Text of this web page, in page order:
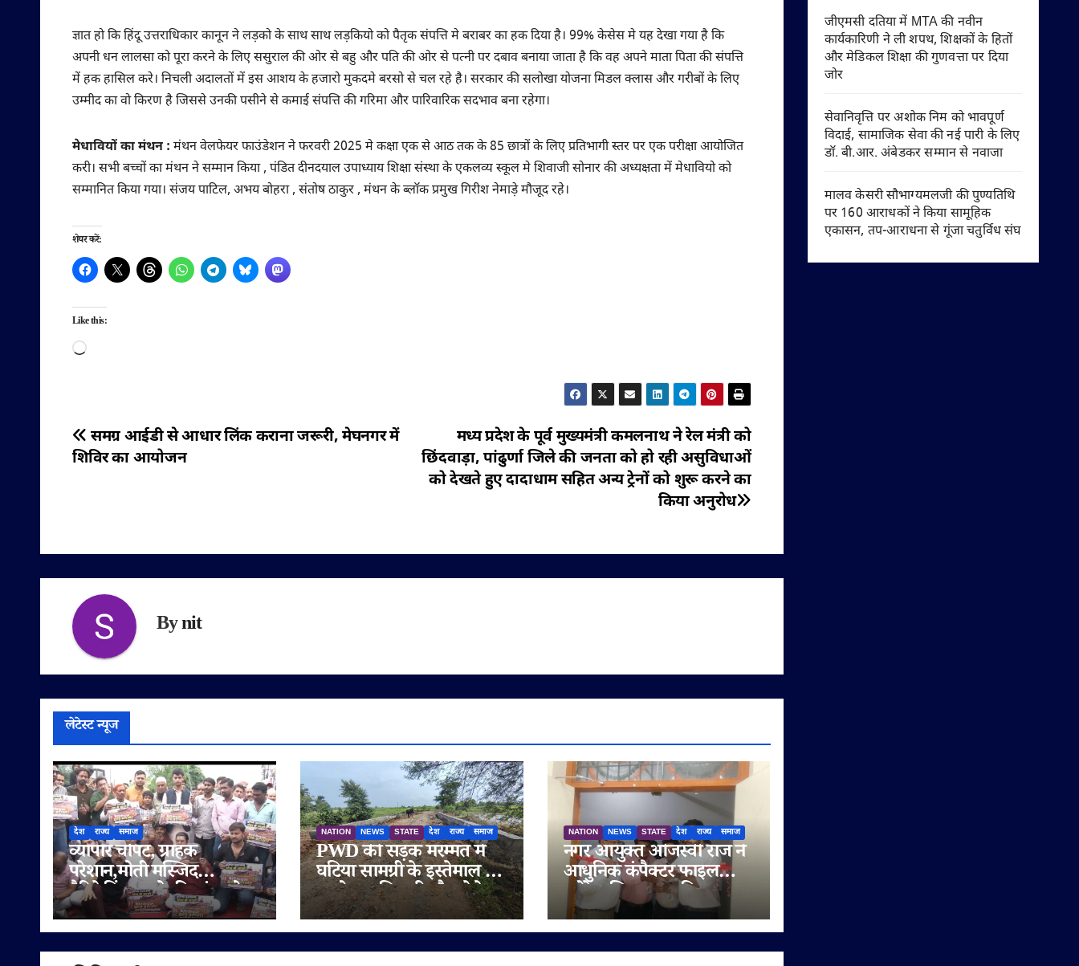
ज्ञात हो कि हिंदू उत्तराधिकार कानून ने लड़को के साथ साथ लड़कियो को पैतृक संपत्ति मे बराबर का हक दिया है। 99% केसेस मे यह देखा गया है कि
अपनी धन लालसा को पूरा करने के लिए ससुराल की ओर से बहु और पति की ओर से पत्नी पर दबाव बनाया जाता है कि वह अपने माता पिता की संपत्ति
में हक हासिल करे। निचली अदालतों में इस आशय के हजारो मुकदमे बरसो से चल रहे है। सरकार की सलोखा योजना मिडल क्लास और गरीबों के लिए
उम्मीद का वो किरण है जिससे उनकी पसीने से कमाई संपत्ति की गरिमा और पारिवारिक सदभाव बना रहेगा।
मेधावियों का मंथन : मंथन वेलफेयर फाउंडेशन ने फरवरी 2025 मे कक्षा एक से आठ तक के 85 छात्रों के लिए प्रतिभागी स्तर पर एक परीक्षा आयोजित
करी। सभी बच्चों का मंथन ने सम्मान किया , पंडित दीनदयाल उपाध्याय शिक्षा संस्था के एकलव्य स्कूल मे शिवाजी सोनार की अध्यक्षता में मेधावियो को
सम्मानित किया गया। संजय पाटिल, अभय बोहरा , संतोष ठाकुर , मंथन के ब्लॉक प्रमुख गिरीश नेमाड़े मौजूद रहे।
शेयर करें:
Like this:
Loading…
पोस्ट
नेविगेशन
मध्य प्रदेश के पूर्व मुख्यमंत्री कमलनाथ ने रेल मंत्री को
छिंदवाड़ा, पांढुर्णा जिले की जनता को हो रही असुविधाओं
को देखते हुए दादाधाम सहित अन्य ट्रेनों को शुरू करने का
किया अनुरोध
समग्र आईडी से आधार लिंक कराना जरूरी, मेघनगर में
शिविर का आयोजन
Bynit
लेटेस्ट न्यूज
देश राज्य समाज
व्यापार चौपट, ग्राहक
परेशान,मोती मस्जिद
बैरिकेडिंग हटाने की मांग को
लेकर सड़क पर उतरे व्यापारी
NATION NEWS STATE देश राज्य समाज
PWD की सड़क मरम्मत में
घटिया सामग्री के इस्तेमाल के
आरोप, अधिकारी मौन; ठेकेदार
पर दोबारा गुणवत्ता से
समझौता करने का आरोप
NATION NEWS STATE देश राज्य समाज
नगर आयुक्त ओजस्वी राज ने
आधुनिक कंपैक्टर फाइल
स्टोरेज सिस्टम का किया
शुभारंभ
जीएमसी दतिया में MTA की नवीन
कार्यकारिणी ने ली शपथ, शिक्षकों के हितों
और मेडिकल शिक्षा की गुणवत्ता पर दिया
जोर
सेवानिवृत्ति पर अशोक निम को भावपूर्ण
विदाई, सामाजिक सेवा की नई पारी के लिए
डॉ. बी.आर. अंबेडकर सम्मान से नवाजा
मालव केसरी सौभाग्यमलजी की पुण्यतिथि
पर 160 आराधकों ने किया सामूहिक
एकासन, तप-आराधना से गूंजा चतुर्विध संघ